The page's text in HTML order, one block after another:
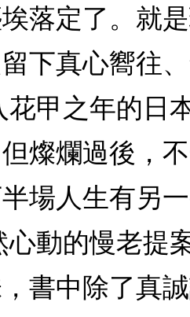
落定了。就
下真心嚮往
甲之年的日
燦爛過後，
場人生有另
動的慢老提
書中除了真